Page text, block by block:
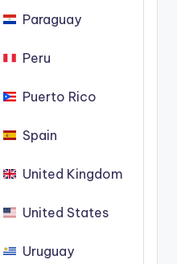
Paraguay
Peru
Puerto Rico
Spain
United Kingdom
United States
Uruguay